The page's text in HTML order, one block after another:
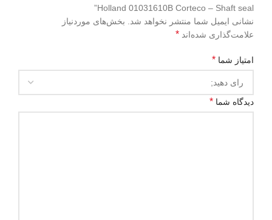
Holland 01031610B Corteco – Shaft seal”
نشانی ایمیل شما منتشر نخواهد شد.
بخش‌های موردنیاز
علامت‌گذاری شده‌اند *
امتیاز شما *
دیدگاه شما *